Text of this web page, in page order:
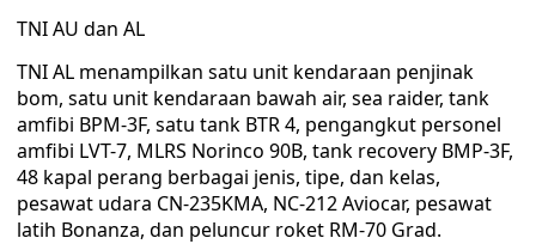
TNI AU dan AL
TNI AL menampilkan satu unit kendaraan penjinak
bom, satu unit kendaraan bawah air, sea raider, tank
amfibi BPM-3F, satu tank BTR 4, pengangkut personel
amfibi LVT-7, MLRS Norinco 90B, tank recovery BMP-3F,
48 kapal perang berbagai jenis, tipe, dan kelas,
pesawat udara CN-235KMA, NC-212 Aviocar, pesawat
latih Bonanza, dan peluncur roket RM-70 Grad.